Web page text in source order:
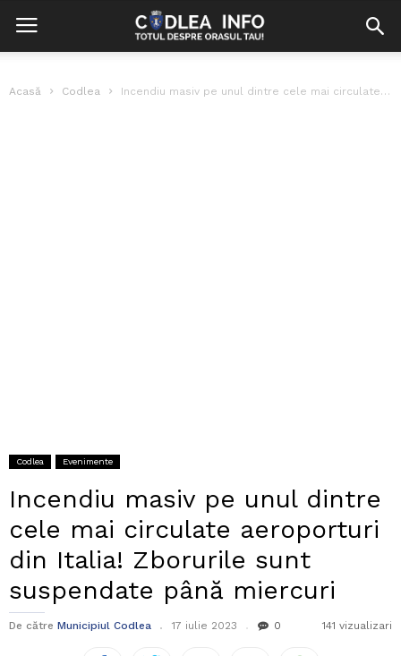
Acasă Codlea Incendiu masiv pe unul dintre cele mai circulate aeroporturi din Italia! Zborurile...
Codlea Evenimente
Incendiu masiv pe unul dintre
cele mai circulate aeroporturi
din Italia! Zborurile sunt
suspendate până miercuri
De către Municipiul Codlea 17 iulie 2023 0 141 vizualizari